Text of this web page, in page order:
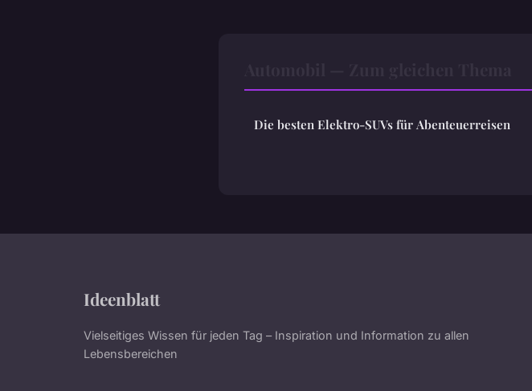
Die besten Elektro-SUVs für Abenteuerreisen
Ideenblatt
Vielseitiges Wissen für jeden Tag – Inspiration und Information zu allen
Lebensbereichen